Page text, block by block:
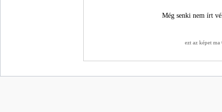
Még senki nem írt
ezt az képet ma